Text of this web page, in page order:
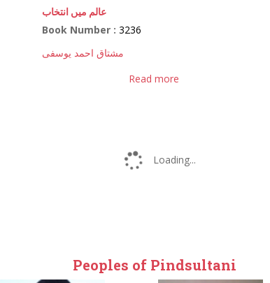
عالم میں انتخاب
Book Number :3236
مشتاق احمد یوسفی
Read more
Loading...
Peoples of Pindsultani